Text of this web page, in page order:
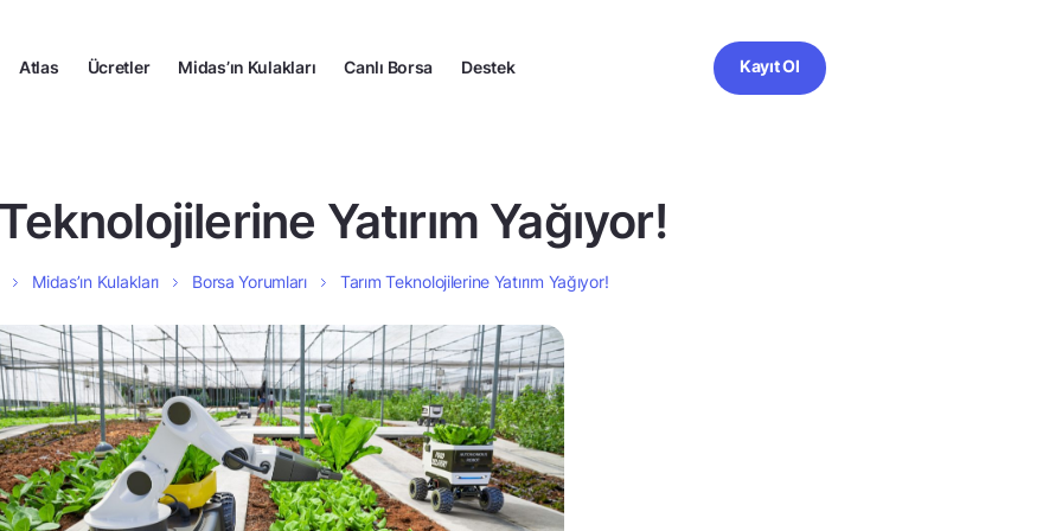
Atlas Ücretler Midas’ın Kulakları Canlı Borsa Destek Kayıt Ol
Yatırım Yağıyor!
Midas’ın Kulakları Borsa Yorumları Tarım Teknolojilerine Yatırım Yağıyor!